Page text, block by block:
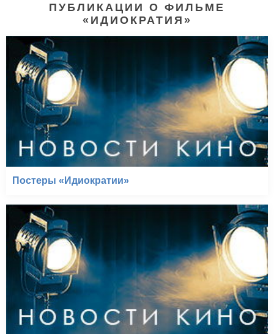
ПУБЛИКАЦИИ О ФИЛЬМЕ
«ИДИОКРАТИЯ»
Постеры «Идиократии»